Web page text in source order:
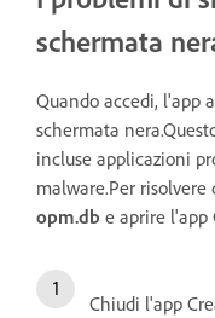
schermata
Quando accedi, l'app
schermata
incluse applicazioni
malware.Per
opm.db e aprire l'app
Chiudi l'app